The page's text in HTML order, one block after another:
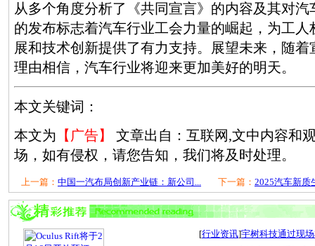
从多个角度分析了《共同宣言》的内容及其对
的发布标志着汽车行业工会力量的崛起，为工
展和技术创新提供了有力支持。展望未来，随
理由相信，汽车行业将迎来更加美好的明天。
本文关键词：
本文为 【广告】
文章出自：互联网,文中内容和
场，如有侵权，请您告知，我们将及时处理。
上一篇： 中国一汽布局创新产业链：新公司... 下一篇： 2025汽车新质
[行业资讯]宇树科技通过现